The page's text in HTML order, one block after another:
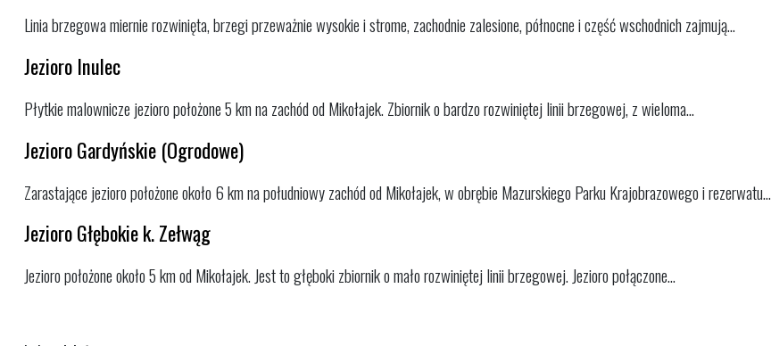
Linia brzegowa miernie rozwinięta, brzegi przeważnie wysokie i strome, zachodnie zalesione, północne i część wschodnich zajmują...
Jezioro Inulec
Płytkie malownicze jezioro położone 5 km na zachód od Mikołajek. Zbiornik o bardzo rozwiniętej linii brzegowej, z wieloma...
Jezioro Gardyńskie (Ogrodowe)
Zarastające jezioro położone około 6 km na południowy zachód od Mikołajek, w obrębie Mazurskiego Parku Krajobrazowego i rezerwatu...
Jezioro Głębokie k. Zełwąg
Jezioro położone około 5 km od Mikołajek. Jest to głęboki zbiornik o mało rozwiniętej linii brzegowej. Jezioro połączone...